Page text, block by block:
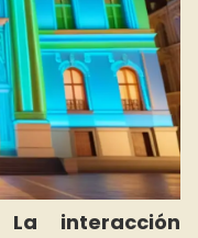
La interacción